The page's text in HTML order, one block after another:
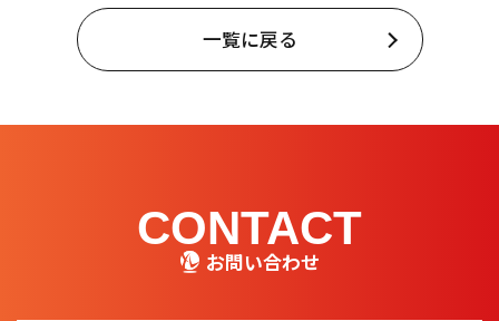
一覧に戻る
CONTACT
お問い合わせ